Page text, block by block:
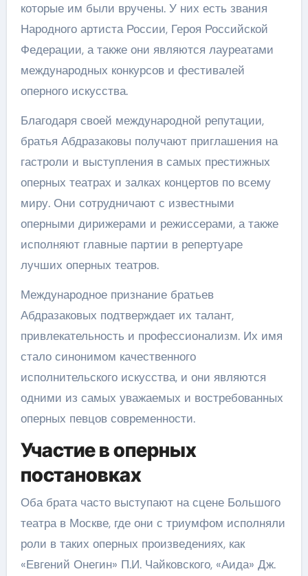
которые им были вручены. У них есть звания
Народного артиста России, Героя Российской
Федерации, а также они являются лауреатами
международных конкурсов и фестивалей
оперного искусства.
Благодаря своей международной репутации,
братья Абдразаковы получают приглашения на
гастроли и выступления в самых престижных
оперных театрах и залках концертов по всему
миру. Они сотрудничают с известными
оперными дирижерами и режиссерами, а также
исполняют главные партии в репертуаре
лучших оперных театров.
Международное признание братьев
Абдразаковых подтверждает их талант,
привлекательность и профессионализм. Их имя
стало синонимом качественного
исполнительского искусства, и они являются
одними из самых уважаемых и востребованных
оперных певцов современности.
Участие в оперных
постановках
Оба брата часто выступают на сцене Большого
театра в Москве, где они с триумфом исполняли
роли в таких оперных произведениях, как
«Евгений Онегин» П.И. Чайковского, «Аида» Дж.